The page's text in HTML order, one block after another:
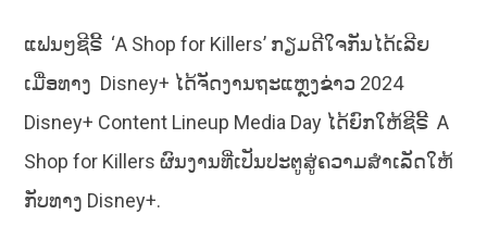
ແຟນໆຊີຣີ້ ‘A Shop for Killers’ ກຽມດີໃຈກັນໄດ້ເລີຍ
ເມື່ອທາງ Disney+ ໄດ້ຈັດງານຖະແຫຼງຂ່າວ 2024
Disney+ Content Lineup Media Day ໄດ້ຍົກໃຫ້ຊີຣີ້ A
Shop for Killers ຜົນງານທີ່ເປັນປະຕູສູ່ຄວາມສຳເລັດໃຫ້
ກັບທາງ Disney+.